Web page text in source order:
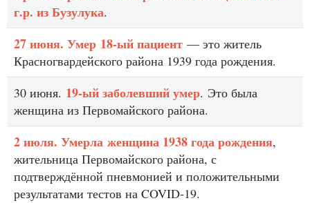
г.р. из Бузулука.
27 июня. Умер 18-ый пациент — это житель
Красногвардейского района 1939 года рождения.
30 июня. 19-ый заболевший умер. Это была
женщина из Первомайского района.
2 июля. Умерла женщина 1938 года рождения,
жительница Первомайского района, с
подтверждённой пневмонией и положительными
результатами тестов на COVID-19.